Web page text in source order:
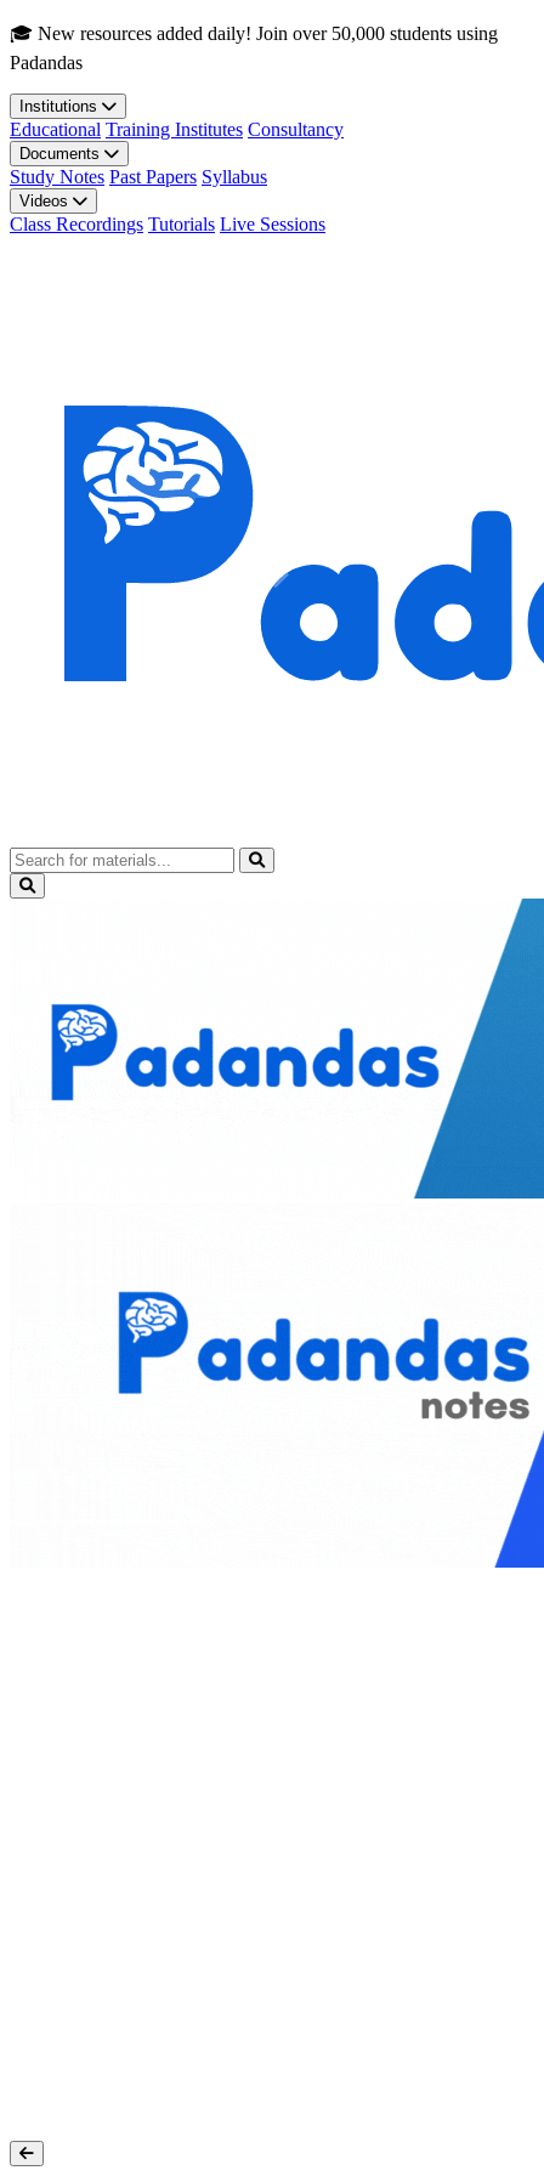
Skip to main content
🎓 New resources added daily! Join over 50,000 students using
Padandas
Institutions
Educational Training Institutes Consultancy
Documents
Study Notes Past Papers Syllabus
Videos
Class Recordings Tutorials Live Sessions